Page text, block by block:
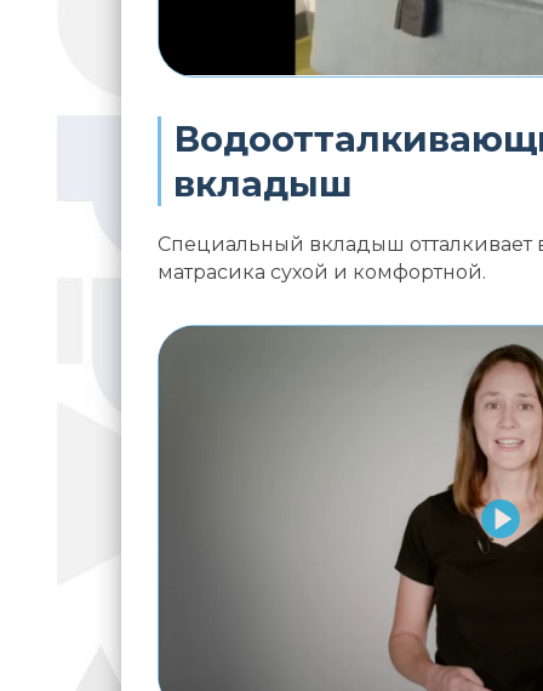
вкладыш
Специальный вкладыш отталкивает
матрасика сухой и комфортной.